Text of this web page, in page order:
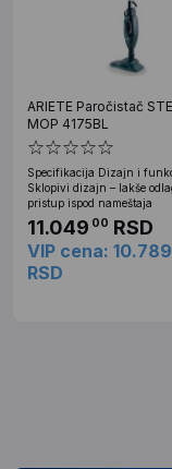
ARIETE Paročistač
MOP 4175BL
Specifikacija Dizajn i
Sklopivi dizajn – lakše
pristup ispod nameštaja
11.049 00 RSD
VIP cena: 10.789
RSD